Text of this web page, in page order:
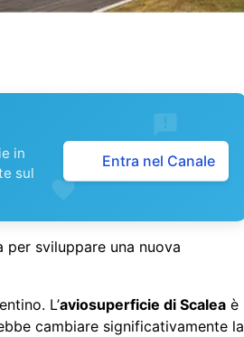
in
sul
Entra nel Canale
per sviluppare una nuova
L’aviosuperficie di Scalea è
cambiare significativamente la